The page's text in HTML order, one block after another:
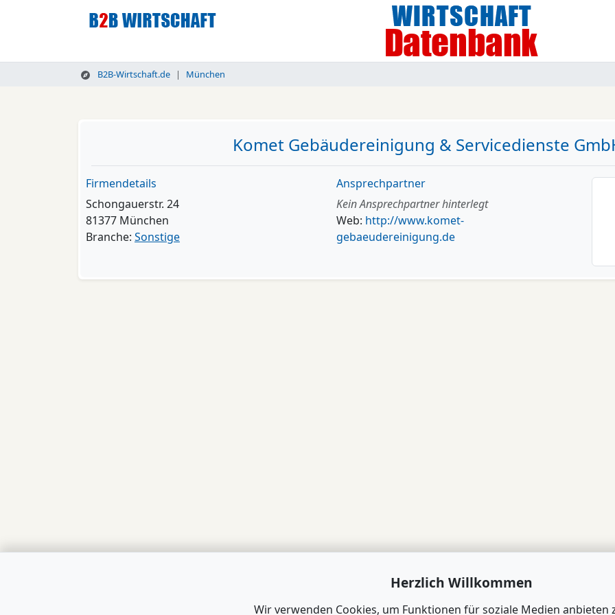
B2B-Wirtschaft.de München
Komet Gebäudereinigung & Servicedienste
Firmendetails
Schongauerstr. 24
81377 München
Branche: Sonstige
Ansprechpartner
Kein Ansprechpartner hinterlegt
Web: http://www.komet-
gebaeudereinigung.de
Herzlich Willkommen
Wir verwenden Cookies, um Funktionen für soziale Medien anbieten